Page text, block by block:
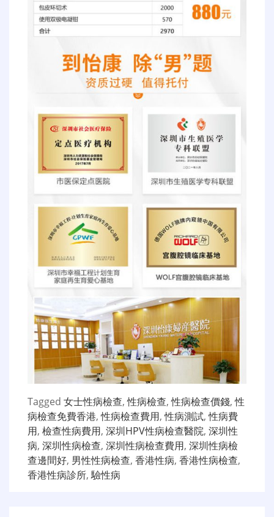
Tagged 女士性病檢查,性病檢查,性病檢查價錢,性
病檢查免費香港,性病檢查費用,性病測試,性病費
用, 檢查性病費用, 深圳HPV性病檢查醫院, 深圳性
病, 深圳性病檢查, 深圳性病檢查費用, 深圳性病檢
查邊間好, 男性性病檢查, 香港性病, 香港性病檢查,
香港性病診所,驗性病